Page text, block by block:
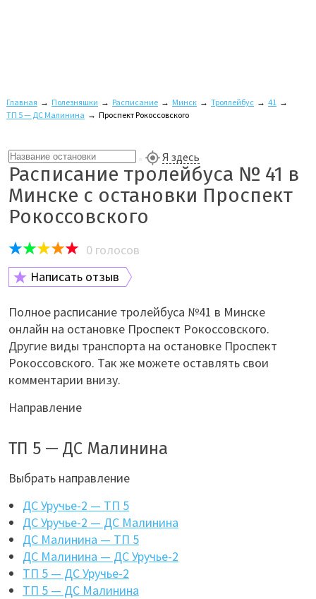
Главная → Полезняшки → Расписание → Минск → Троллейбус → 41 →
ТП 5 — ДС Малинина → Проспект Рокоссовского
Я здесь
Расписание тролейбуса № 41 в
Минске с остановки Проспект
Рокоссовского
0 голосов
Написать отзыв
Полное расписание тролейбуса №41 в Минске
онлайн на остановке Проспект Рокоссовского.
Другие виды транспорта на остановке Проспект
Рокоссовского. Так же можете оставлять свои
комментарии внизу.
Направление
ТП 5 — ДС Малинина
Выбрать направление
ДС Уручье-2 — ТП 5
ДС Уручье-2 — ДС Малинина
ДС Малинина — ТП 5
ДС Малинина — ДС Уручье-2
ТП 5 — ДС Уручье-2
ТП 5 — ДС Малинина